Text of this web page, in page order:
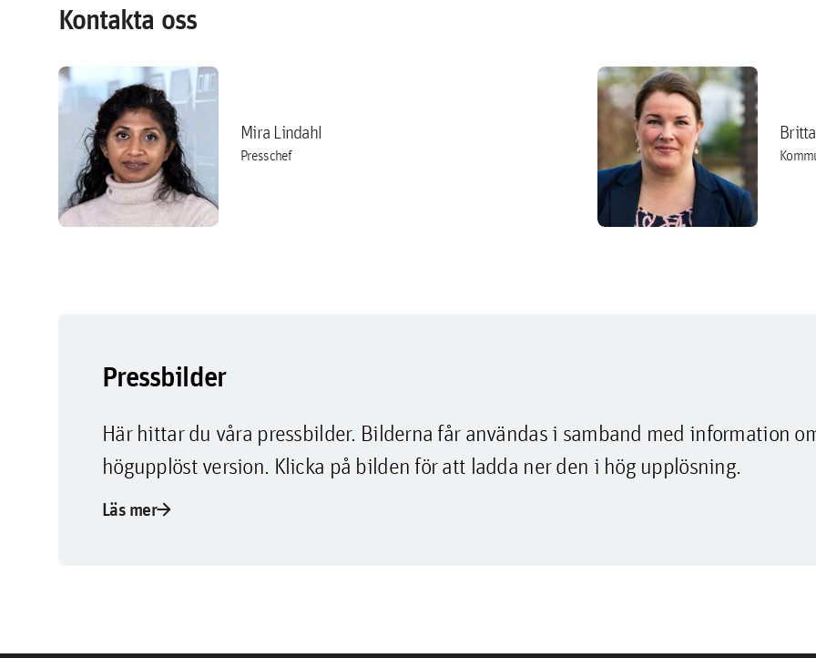
Kontakta oss
Mira Lindahl
Presschef
Pressbilder
Här hittar du våra pressbilder. Bilderna får användas i samband med information
högupplöst version. Klicka på bilden för att ladda ner den i hög upplösning.
Läs merarrow_forward